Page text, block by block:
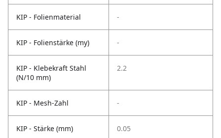
KIP - Folienmaterial -
KIP - Folienstärke (my) -
KIP - Klebekraft Stahl
(N/10 mm)
2.2
KIP - Mesh-Zahl -
KIP - Stärke (mm) 0.05